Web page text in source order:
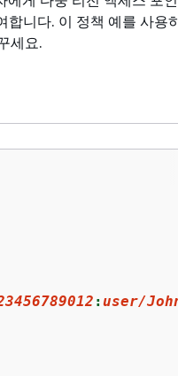
합니다. 이 정책 예를 사용
세요.
:user/